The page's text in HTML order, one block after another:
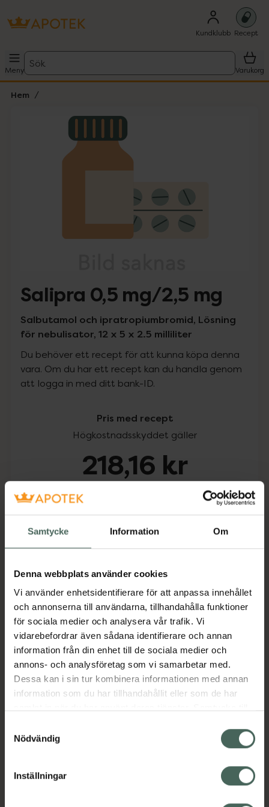
Samtycke Information Om
Denna webbplats använder cookies
Vi använder enhetsidentifierare för att anpassa innehållet
och annonserna till användarna, tillhandahålla funktioner
för sociala medier och analysera vår trafik. Vi
vidarebefordrar även sådana identifierare och annan
information från din enhet till de sociala medier och
annons- och analysföretag som vi samarbetar med.
Dessa kan i sin tur kombinera informationen med annan
information som du har tillhandahållit eller som de har
återkalla ditt samtycke via webbplatsens
cookieinställningar. Ett återkallat samtycke påverkar inte
lagligheten av behandling som skett innan återkallelsen.
Nödvändig
Inställningar
Kundklubb Recept
Meny
Sök
Varukorg
Hem
Lista: . Innehåller 1 objekt.
Salipra 0,5 mg/2,5 mg
Salbutamol och ipratropiumbromid, Lösning
för nebulisator, 12 x 5 x 2.5 milliliter
Du behöver ett recept för att kunna köpa denna
vara. Om du har ett recept kan du handla genom
att logga in med ditt bank-ID.
Pris med recept
Högkostnadsskyddet gäller
218,16 kr
Köp via ditt recept
Beskrivning Dölj
Läs alltid bipacksedeln innan
användning.
EAN:05711313001411
Visa